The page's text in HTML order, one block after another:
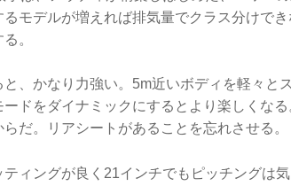
モデルが増えれば排気量でクラス分けで
。
、かなり力強い。5m近いボディを軽々と
ドをダイナミックにするとより楽しくな
だ。リアシートがあることを忘れさせる。
ィングが良く21インチでもピッチングは